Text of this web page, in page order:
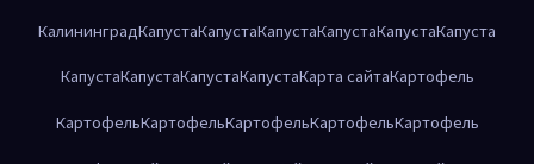
КалининградКапустаКапустаКапустаКапустаКапустаКапуста
КапустаКапустаКапустаКапустаКарта сайтаКартофель
КартофельКартофельКартофельКартофельКартофель